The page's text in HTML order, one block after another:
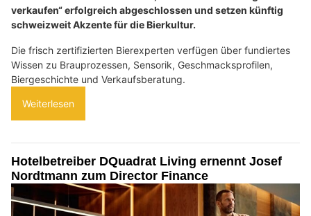
verkaufen“ erfolgreich abgeschlossen und setzen künftig
schweizweit Akzente für die Bierkultur.
Die frisch zertifizierten Bierexperten verfügen über fundiertes
Wissen zu Brauprozessen, Sensorik, Geschmacksprofilen,
Biergeschichte und Verkaufsberatung.
Weiterlesen
Hotelbetreiber DQuadrat Living ernennt Josef
Nordtmann zum Director Finance